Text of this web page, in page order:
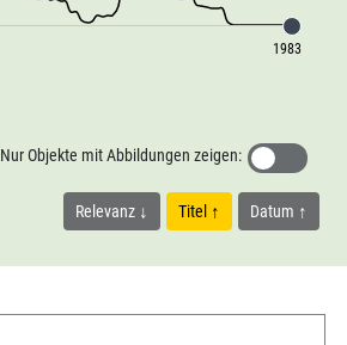
1983
Relevanz Titel Datum
Nur Objekte mit Abbildungen zeigen: